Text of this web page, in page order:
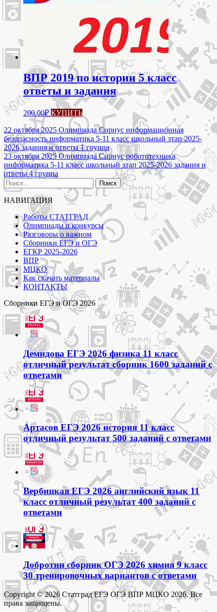
ВПР 2019 по истории 5 класс
ответы и задания
200.00₽ КУПИТЬ
Навигация
по
записям
22 октября 2025 Олимпиада Сириус информационная
безопасность информатика 5-11 класс школьный этап 2025-
2026 задания и ответы 1 группа
23 октября 2025 Олимпиада Сириус робототехника
информатика 5-11 класс школьный этап 2025-2026 задания и
ответы 4 группа
Найти:
НАВИГАЦИЯ
Работы СТАТГРАД
Олимпиады и конкурсы
Разговоры о важном
Сборники ЕГЭ и ОГЭ
ЕГКР 2025-2026
ВПР
МЦКО
Как скачать материалы
КОНТАКТЫ
Сборники ЕГЭ и ОГЭ 2026
Демидова ЕГЭ 2026 физика 11 класс
отличный результат сборник 1600 заданий с
ответами
Артасов ЕГЭ 2026 история 11 класс
отличный результат 500 заданий с ответами
Вербицкая ЕГЭ 2026 английский язык 11
класс отличный результат 400 заданий с
ответами
Добротин сборник ОГЭ 2026 химия 9 класс
30 тренировочных вариантов с ответами
Copyright © 2026 Статград ЕГЭ ОГЭ ВПР МЦКО 2026. Все
права защищены.